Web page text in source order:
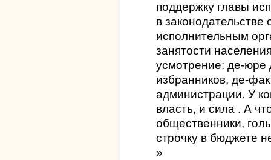
поддержку главы
в законодательстве
исполнительным
занятости
усмотрение: де-юре
избранников, де-
администрации. У
власть, и сила . А
общественники,
строчку в бюджете
»